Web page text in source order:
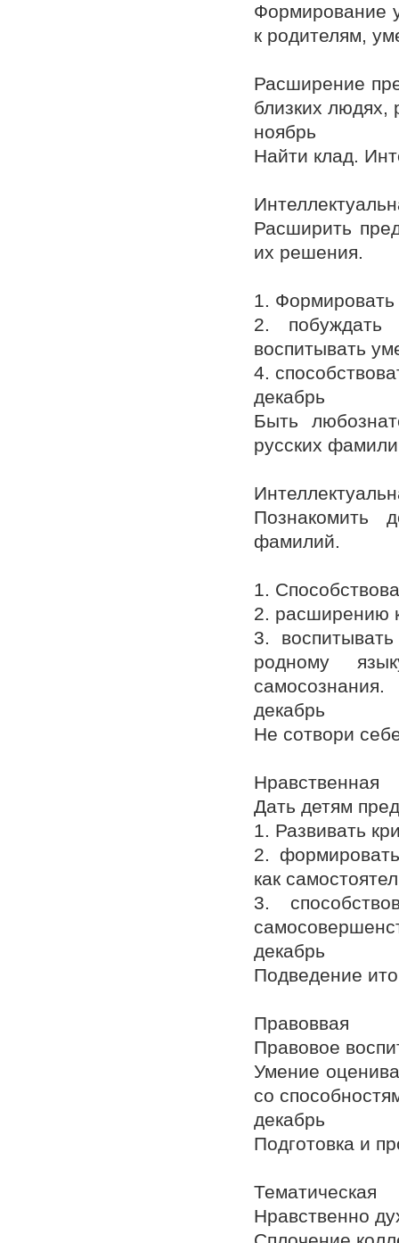
Формирование
к родителям,
Расширение
близких людях,
ноябрь
Найти клад.
Расширить
их решения.
1. Формировать
2. побуждать
воспитывать
4.
декабрь
Быть
русских
Познакомить
фамилий.
1.
2. расширению
3.
родному
самосознания.
декабрь
Не сотвори
Нравственная
Дать детям
1. Развивать
2.
как
3.
декабрь
Подведение
Правоввая
Правовое
Умение
со
декабрь
Подготовка и
Тематическая
Нравственно